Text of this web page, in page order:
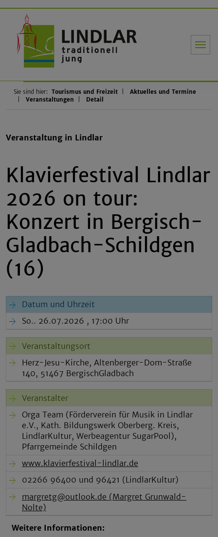
Sie sind hier: Tourismus und Freizeit
Aktuelles und Termine
Veranstaltungen
Detail
Veranstaltung in Lindlar
Klavierfestival Lindlar
2026 on tour:
Konzert in Bergisch-
Gladbach-Schildgen
(16)
Datum und Uhrzeit
So.. 26.07.2026 , 17:00 Uhr
Veranstaltungsort
Herz-Jesu-Kirche, Altenberger-Dom-Straße
140, 51467 BergischGladbach
Veranstalter
Orga Team (Förderverein für Musik in Lindlar
e.V., Kath. Bildungswerk Oberberg. Kreis,
LindlarKultur, Werbeagentur SugarPool),
Pfarrgemeinde Schildgen
www.klavierfestival-lindlar.de
02266 96400 und 96421 (LindlarKultur)
margretg@outlook.de (Margret Grunwald-
Nolte)
Weitere Informationen: